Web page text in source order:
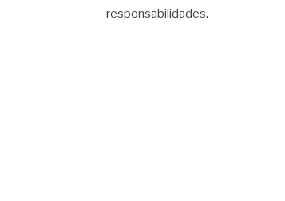
responsabilidades.